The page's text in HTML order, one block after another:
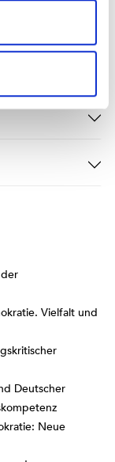
finden Sie im
Vielfalt und
Deutscher
Neue